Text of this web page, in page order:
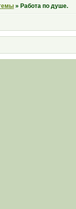
» Работа по душе.